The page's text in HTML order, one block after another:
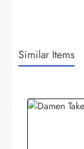
Similar Items